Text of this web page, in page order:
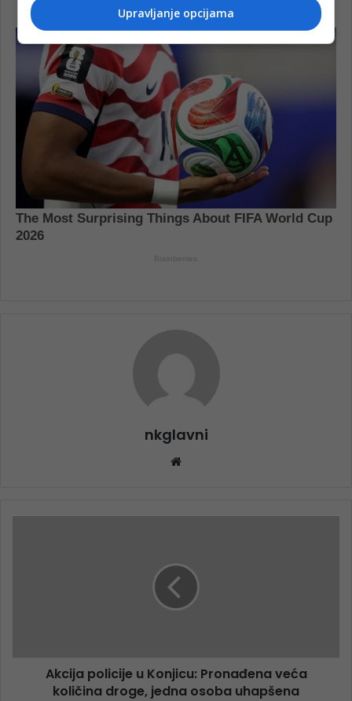
nkglavni
Akcija policije u Konjicu: Pronađena veća
količina droge, jedna osoba uhapšena
Upravljanje opcijama